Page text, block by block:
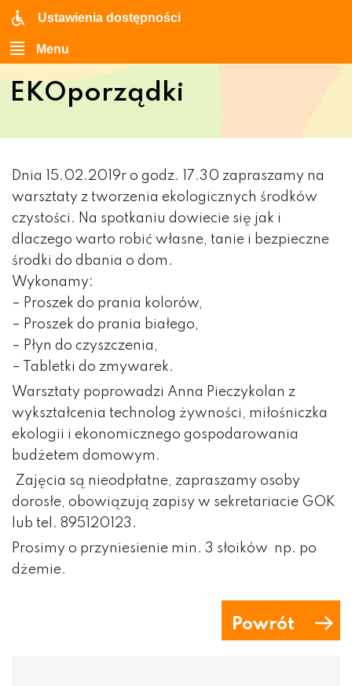
Ustawienia dostępności
Menu
EKOporządki
Dnia 15.02.2019r o godz. 17.30 zapraszamy na
warsztaty z tworzenia ekologicznych środków
czystości. Na spotkaniu dowiecie się jak i
dlaczego warto robić własne, tanie i bezpieczne
środki do dbania o dom.
Wykonamy:
– Proszek do prania kolorów,
– Proszek do prania białego,
– Płyn do czyszczenia,
– Tabletki do zmywarek.
Warsztaty poprowadzi Anna Pieczykolan z
wykształcenia technolog żywności, miłośniczka
ekologii i ekonomicznego gospodarowania
budżetem domowym.
Zajęcia są nieodpłatne, zapraszamy osoby
dorosłe, obowiązują zapisy w sekretariacie GOK
lub tel. 895120123.
Prosimy o przyniesienie min. 3 słoików np. po
dżemie.
Powrót